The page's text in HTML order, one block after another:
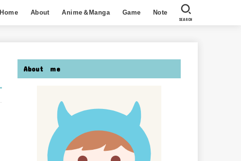
Home About Anime＆Manga Game Note
SEARCH
About me